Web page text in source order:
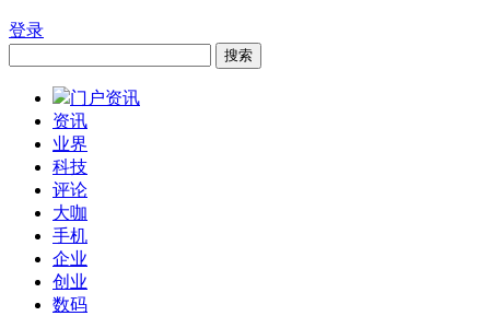
登录
搜索
门户资讯
资讯
业界
科技
评论
大咖
手机
企业
创业
数码